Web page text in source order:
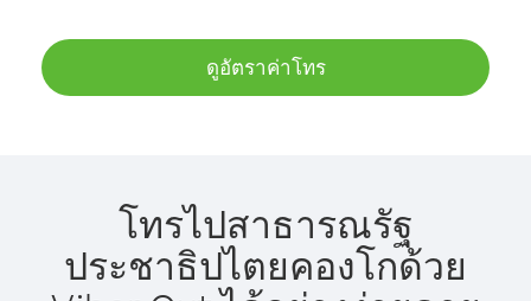
ดูอัตราค่าโทร
โทรไปสาธารณรัฐ
ประชาธิปไตยคองโกด้วย